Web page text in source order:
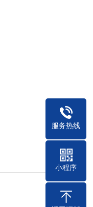
服务热线
小程序